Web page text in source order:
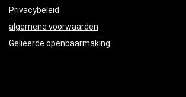
Privacybeleid
algemene voorwaarden
Gelieerde openbaarmaking